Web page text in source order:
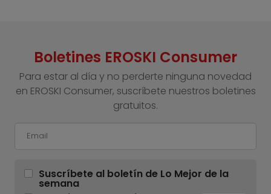
Boletines EROSKI Consumer
Para estar al día y no perderte ninguna novedad
en EROSKI Consumer, suscríbete nuestros boletines
gratuitos.
Suscríbete al boletín de Lo Mejor de la
semana